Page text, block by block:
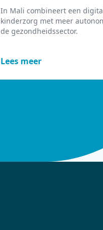
In Mali combineert een
kinderzorg met meer
de gezondheidssector.
Lees meer